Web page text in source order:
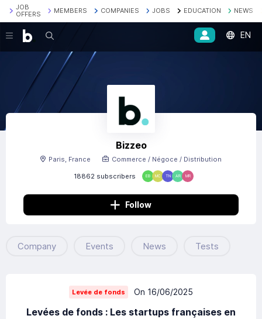
JOB
OFFERS
MEMBERS COMPANIES JOBS EDUCATION NEWS
Search EN
Bizzeo
18862 subscribers EB MC TN AR MR
Paris, France Commerce / Négoce / Distribution
Follow
Company Events News Tests
Levée de fonds On 16/06/2025
Levées de fonds : Les startups françaises en